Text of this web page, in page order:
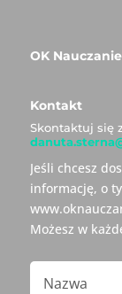
OK Nauczanie
Kontakt
Skontaktuj się
Jeśli chcesz
informację, o
Możesz w